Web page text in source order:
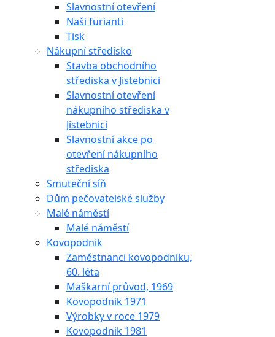
Slavnostní otevření
Naši furianti
Tisk
Nákupní středisko
Stavba obchodního
střediska v Jistebnici
Slavnostní otevření
nákupního střediska v
Jistebnici
Slavnostní akce po
otevření nákupního
střediska
Smuteční síň
Dům pečovatelské služby
Malé náměstí
Malé náměstí
Kovopodnik
Zaměstnanci kovopodniku,
60. léta
Maškarní průvod, 1969
Kovopodnik 1971
Výrobky v roce 1979
Kovopodnik 1981